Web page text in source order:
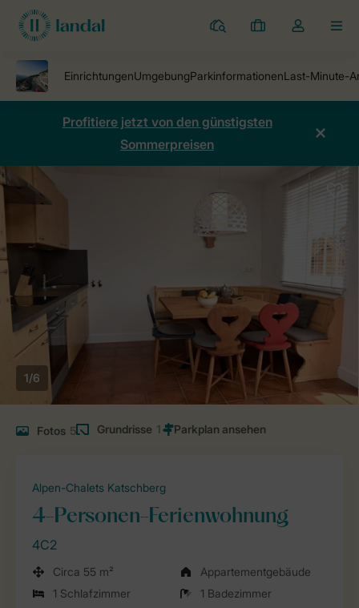
Ferienparks
Meine
Dropdown-
öffnen
Profitiere jetzt von den günstigsten
Sommerpreisen
1/6
Fotos 5 Grundrisse 1
Alpen-Chalets Katschberg
4-Personen-Ferienwohnung
4C2
Circa 55 m²
Appartementgebäude
1 Schlafzimmer
1 Badezimmer